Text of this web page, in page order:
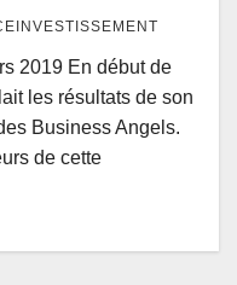
2019 En début de
les résultats de son
Business Angels.
de cette